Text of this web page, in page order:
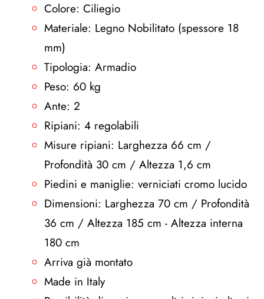
Colore: Ciliegio
Materiale: Legno Nobilitato (spessore 18
mm)
Tipologia: Armadio
Peso: 60 kg
Ante: 2
Ripiani: 4 regolabili
Misure ripiani: Larghezza 66 cm /
Profondità 30 cm / Altezza 1,6 cm
Piedini e maniglie: verniciati cromo lucido
Dimensioni: Larghezza 70 cm / Profondità
36 cm / Altezza 185 cm - Altezza interna
180 cm
Arriva già montato
Made in Italy